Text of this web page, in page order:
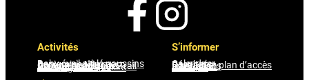
Activités
Baby éveil athlé poussins
Benjamins Minimes
Groupe piste
Groupe hors stade Trail
Marche Nordique
Running santé loisirs
S’informer
Calendrier
Résultats
Contact et plan d’accès
Partenaires
Inscription
Horaires